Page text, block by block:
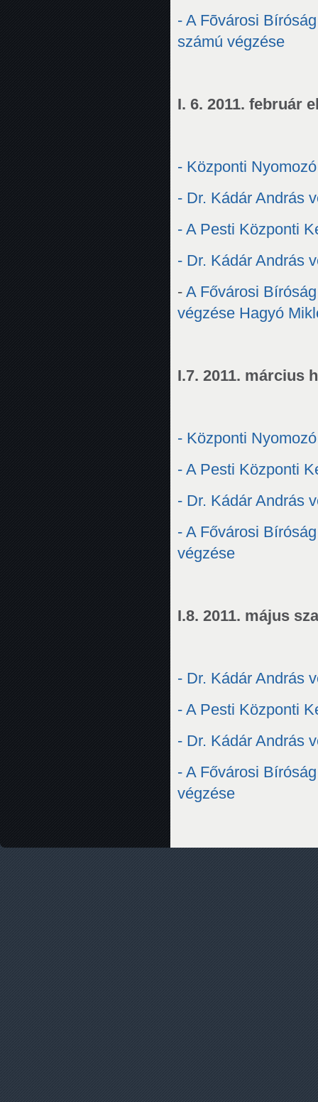
- A Fõvárosi
számú végzése
I. 6. 2011. február
- Központi
- Dr. Kádár András
- A Pesti Központi
- Dr. Kádár András
- A Fővárosi
végzése Hagyó
I.7. 2011. március
- Központi
- A Pesti Központi
- Dr. Kádár András
- A Fővárosi
végzése
I.8. 2011. május
- Dr. Kádár András
- A Pesti Központi
- Dr. Kádár András
- A Fővárosi
végzése